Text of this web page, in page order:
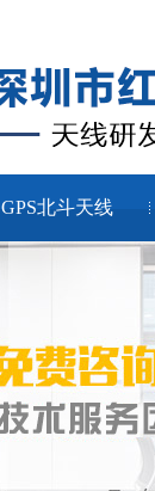
GPS北斗天线